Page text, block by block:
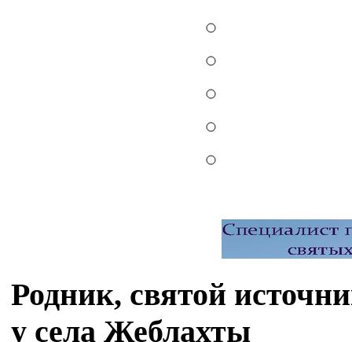
Родник, святой
у села Жеблахты